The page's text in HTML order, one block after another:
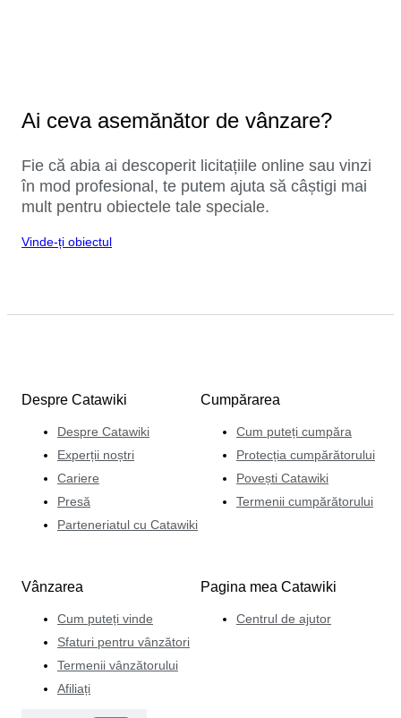
Ai ceva asemănător de vânzare?
Fie că abia ai descoperit licitațiile online sau vinzi
în mod profesional, te putem ajuta să câștigi mai
mult pentru obiectele tale speciale.
Vinde-ți obiectul
Despre Catawiki
Despre Catawiki
Experții noștri
Cariere
Presă
Parteneriatul cu Catawiki
Cumpărarea
Cum puteți cumpăra
Protecția cumpărătorului
Povești Catawiki
Termenii cumpărătorului
Vânzarea
Cum puteți vinde
Sfaturi pentru vânzători
Termenii vânzătorului
Afiliați
Pagina mea Catawiki
Centrul de ajutor